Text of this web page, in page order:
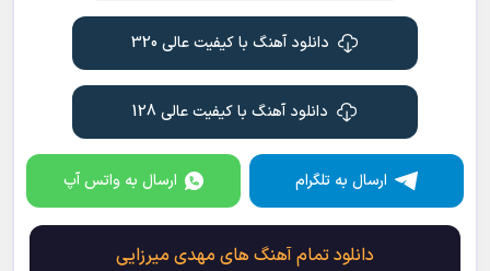
تو که باشی دیگه واسش مهم نیس
اگه با کل دنیا باشه دشمندانلود آهنگ با کیفیت عالی 320
دانلود آهنگ با کیفیت عالی 128
ارسال به تلگرام ارسال به واتس آپ
دانلود تمام آهنگ های مهدی میرزایی